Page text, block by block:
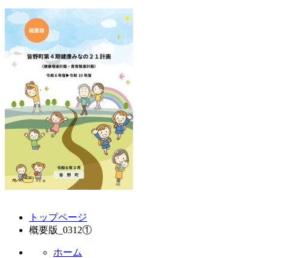
トップページ
概要版_0312①
ホーム